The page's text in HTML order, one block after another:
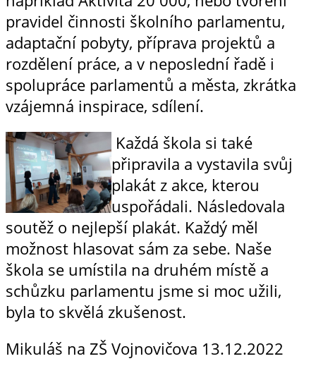
pravidel činnosti školního parlamentu,
adaptační pobyty, příprava projektů a
rozdělení práce, a v neposlední řadě i
spolupráce parlamentů a města, zkrátka
vzájemná inspirace, sdílení.
Každá škola si také
připravila a vystavila svůj
plakát z akce, kterou
uspořádali. Následovala
soutěž o nejlepší plakát. Každý měl
možnost hlasovat sám za sebe. Naše
škola se umístila na druhém místě a
schůzku parlamentu jsme si moc užili,
byla to skvělá zkušenost.
Mikuláš na ZŠ Vojnovičova 13.12.2022